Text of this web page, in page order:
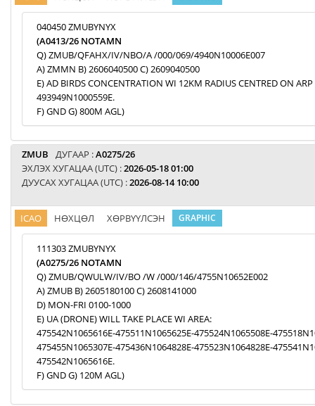
040450 ZMUBYNYX
(A0413/26 NOTAMN
Q) ZMUB/QFAHX/IV/NBO/A /000/069/4940N10006E007
A) ZMMN B) 2606040500 C) 2609040500
E) AD BIRDS CONCENTRATION WI 12KM RADIUS CENTRED ON ARP
493949N1000559E.
F) GND G) 800M AGL)
ZMUB ДУГААР :A0275/26
ЭХЛЭХ ХУГАЦАА (UTC) :2026-05-18 01:00
ДУУСАХ ХУГАЦАА (UTC) :2026-08-14 10:00
ICAO НӨХЦӨЛ ХӨРВҮҮЛСЭН GRAPHIC
111303 ZMUBYNYX
(A0275/26 NOTAMN
Q) ZMUB/QWULW/IV/BO /W /000/146/4755N10652E002
A) ZMUB B) 2605180100 C) 2608141000
D) MON-FRI 0100-1000
E) UA (DRONE) WILL TAKE PLACE WI AREA:
475542N1065616E-475511N1065625E-475524N1065508E-
475455N1065307E-475436N1064828E-475523N1064828E-
475542N1065616E.
F) GND G) 120M AGL)